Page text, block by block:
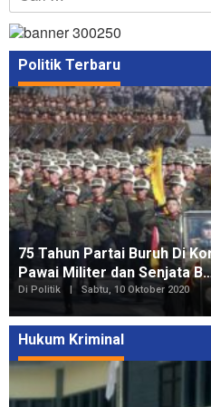
untuk:
Politik Terbaru
75 Tahun Partai Buruh Di
Pawai Militer dan Senjata
Di Politik | Sabtu, 10 Oktober 2020
Hukum Kriminal